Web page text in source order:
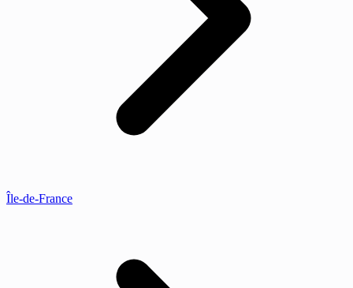
Île-de-France